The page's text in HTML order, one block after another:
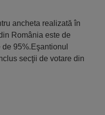
ancheta realizată în
România este de
95%.Eşantionul
secţii de votare din